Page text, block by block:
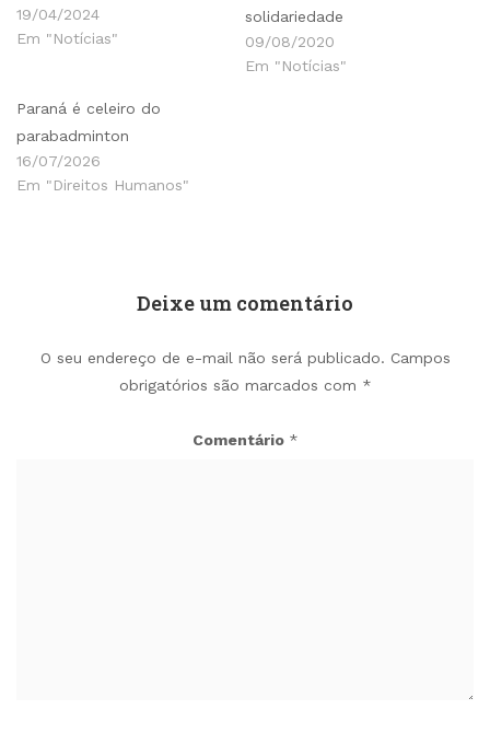
19/04/2024
Em "Notícias"
solidariedade
09/08/2020
Em "Notícias"
Paraná é celeiro do
parabadminton
16/07/2026
Em "Direitos Humanos"
Deixe um comentário
O seu endereço de e-mail não será publicado. Campos
obrigatórios são marcados com *
Comentário *